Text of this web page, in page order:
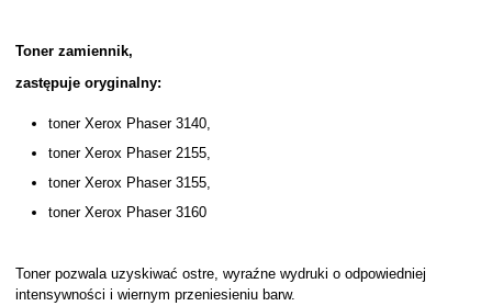
Toner zamiennik,
zastępuje oryginalny:
toner Xerox Phaser 3140,
toner Xerox Phaser 2155,
toner Xerox Phaser 3155,
toner Xerox Phaser 3160
Toner pozwala uzyskiwać ostre, wyraźne wydruki o odpowiedniej
intensywności i wiernym przeniesieniu barw.